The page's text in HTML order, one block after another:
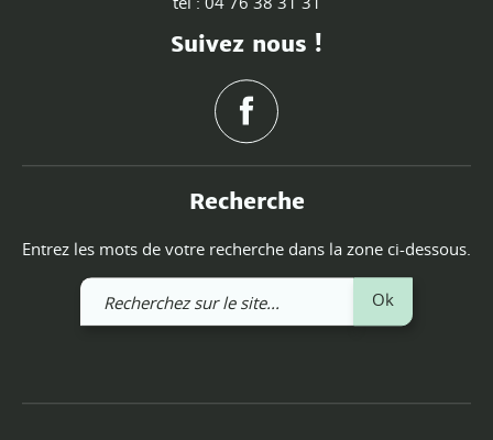
Suivez nous !
Recherche
Entrez les mots de votre recherche dans la zone ci-dessous.
Recherchez
sur
Ok